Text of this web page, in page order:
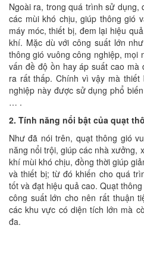
Ngoài ra, trong quá trình sử dụng,
các mùi khó chịu, giúp thông gió
máy móc, thiết bị, đem lại hiệu
khí. Mặc dù với công suất lớn
thông gió vuông công nghiệp, mọi
vấn đề độ ồn hay áp suất cao mà
ra rất thấp. Chính vì vậy mà thiết
nghiệp này được sử dụng phổ
… .
2. Tính năng nổi bật của quạt
Như đã nói trên, quạt thông gió
năng nổi trội, giúp các nhà xưởng,
khí mùi khó chịu, đồng thời giúp
và thiết bị; từ đó khiến cho quá
tốt và đạt hiệu quả cao. Quạt
công suất lớn cho nên rất thuận
các khu vực có diện tích lớn mà
đa.